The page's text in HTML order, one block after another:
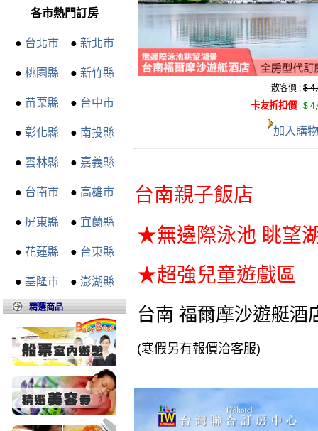
各市熱門訂房
● 台北市● 新北市
● 桃園縣 ● 新竹縣
● 苗栗縣 ● 台中市
● 彰化縣 ● 南投縣
● 雲林縣 ● 嘉義縣
● 台南市● 高雄市
● 屏東縣 ● 宜蘭縣
● 花蓮縣 ● 台東縣
● 基隆市● 澎湖縣
精選商品
散客價 : $
卡友折扣價 : $
加入購
台南親子飯店
★無邊際泳池 眺望
★超強兒童遊戲區
台南 福爾摩沙遊艇
(寒假另有報價洽客服)